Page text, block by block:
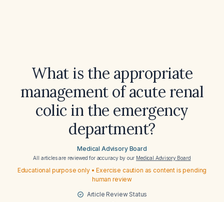
What is the appropriate
management of acute renal
colic in the emergency
department?
Medical Advisory Board
All articles are reviewed for accuracy by our Medical Advisory Board
Educational purpose only • Exercise caution as content is pending
human review
Article Review Status